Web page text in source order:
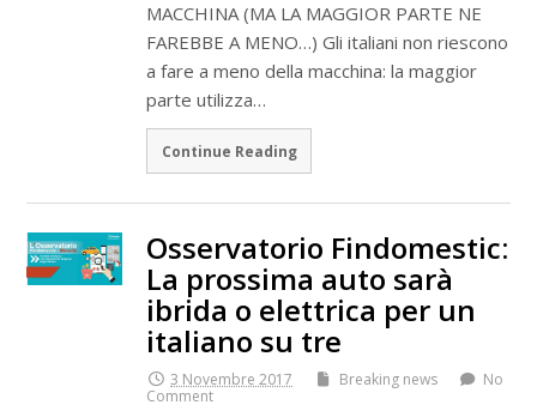
MACCHINA (MA LA MAGGIOR PARTE NE
FAREBBE A MENO…) Gli italiani non riescono
a fare a meno della macchina: la maggior
parte utilizza…
Continue Reading
Osservatorio Findomestic:
La prossima auto sarà
ibrida o elettrica per un
italiano su tre
3 Novembre 2017 Breaking news
No
Comment